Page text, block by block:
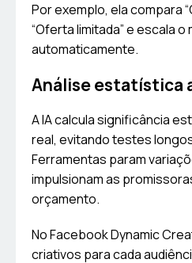
Por exemplo, ela compara
“Oferta limitada” e escala o
automaticamente.
Análise estatística
A IA calcula significância
real, evitando testes
Ferramentas param
impulsionam as
orçamento.
No Facebook Dynamic
criativos para cada